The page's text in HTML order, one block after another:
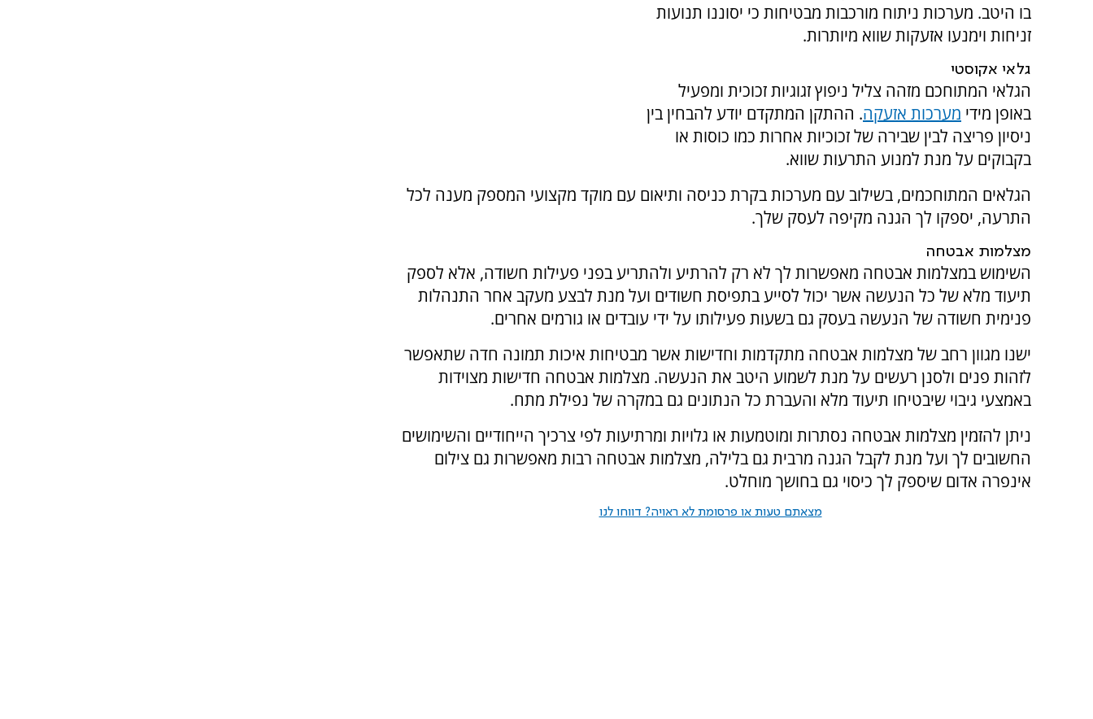
בו היטב. מערכות ניתוח מורכבות מבטיחות כי יסוננו תנועות
זניחות וימנעו אזעקות שווא מיותרות.
גלאי אקוסטי
הגלאי המתוחכם מזהה צליל ניפוץ זגוגיות זכוכית ומפעיל
באופן מידי מערכות אזעקה. ההתקן המתקדם יודע להבחין בין
ניסיון פריצה לבין שבירה של זכוכיות אחרות כמו כוסות או
בקבוקים על מנת למנוע התרעות שווא.
הגלאים המתוחכמים, בשילוב עם מערכות בקרת כניסה ותיאום עם מוקד מקצועי המספק מענה לכל
התרעה, יספקו לך הגנה מקיפה לעסק שלך.
מצלמות אבטחה
השימוש במצלמות אבטחה מאפשרות לך לא רק להרתיע ולהתריע בפני פעילות חשודה, אלא לספק
תיעוד מלא של כל הנעשה אשר יכול לסייע בתפיסת חשודים ועל מנת לבצע מעקב אחר התנהלות
פנימית חשודה של הנעשה בעסק גם בשעות פעילותו על ידי עובדים או גורמים אחרים.
ישנו מגוון רחב של מצלמות אבטחה מתקדמות וחדישות אשר מבטיחות איכות תמונה חדה שתאפשר
לזהות פנים ולסנן רעשים על מנת לשמוע היטב את הנעשה. מצלמות אבטחה חדישות מצוידות
באמצעי גיבוי שיבטיחו תיעוד מלא והעברת כל הנתונים גם במקרה של נפילת מתח.
ניתן להזמין מצלמות אבטחה נסתרות ומוטמעות או גלויות ומרתיעות לפי צרכיך הייחודיים והשימושים
החשובים לך ועל מנת לקבל הגנה מרבית גם בלילה, מצלמות אבטחה רבות מאפשרות גם צילום
אינפרה אדום שיספק לך כיסוי גם בחושך מוחלט.
מצאתם טעות או פרסומת לא ראויה? דווחו לנו